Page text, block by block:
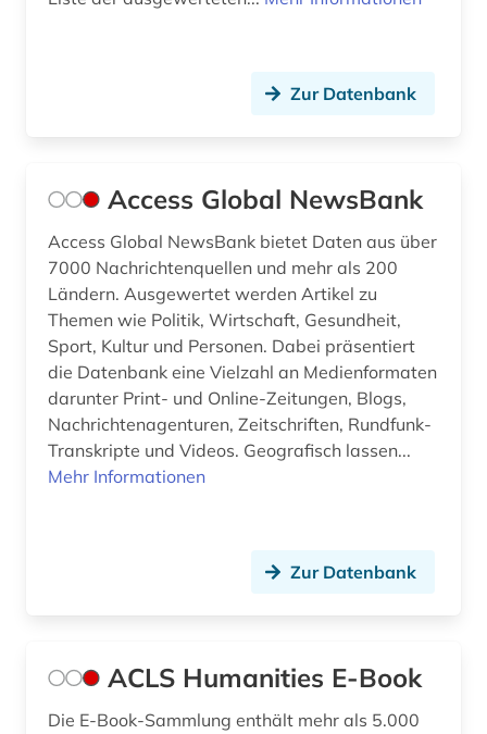
bildungspolitik (4)
biografie (9)
biologie (3)
black theater (1)
bodenökologie (1)
bolivien (2)
bosnien und herzegowina (2)
botanik (2)
bremen (3)
brežnev, leonid ilʹič | politiker (1)
Zur Datenbank
Access Global NewsBank
Access Global NewsBank bietet Daten aus über
7000 Nachrichtenquellen und mehr als 200
Ländern. Ausgewertet werden Artikel zu
Themen wie Politik, Wirtschaft, Gesundheit,
Sport, Kultur und Personen. Dabei präsentiert
die Datenbank eine Vielzahl an Medienformaten
darunter Print- und Online-Zeitungen, Blogs,
Nachrichtenagenturen, Zeitschriften, Rundfunk-
Transkripte und Videos. Geografisch lassen...
Mehr Informationen
Zur Datenbank
ACLS Humanities E-Book
Die E-Book-Sammlung enthält mehr als 5.000